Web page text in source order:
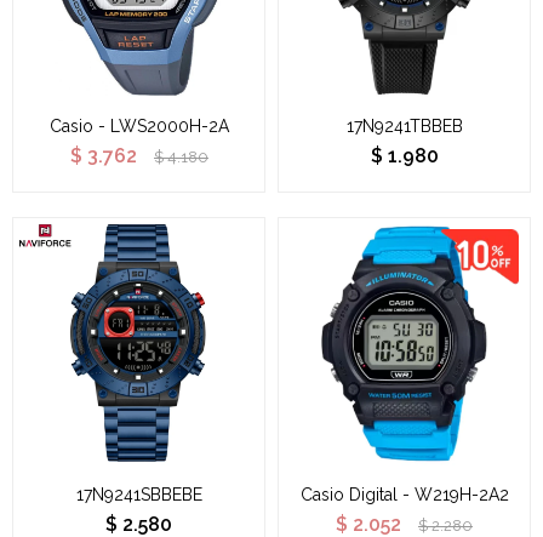
Casio - LWS2000H-2A
$ 3.762 $ 4.180
17N9241TBBEB
$ 1.980
17N9241SBBEBE
$ 2.580
Casio Digital - W219H-2A2
$ 2.052 $ 2.280